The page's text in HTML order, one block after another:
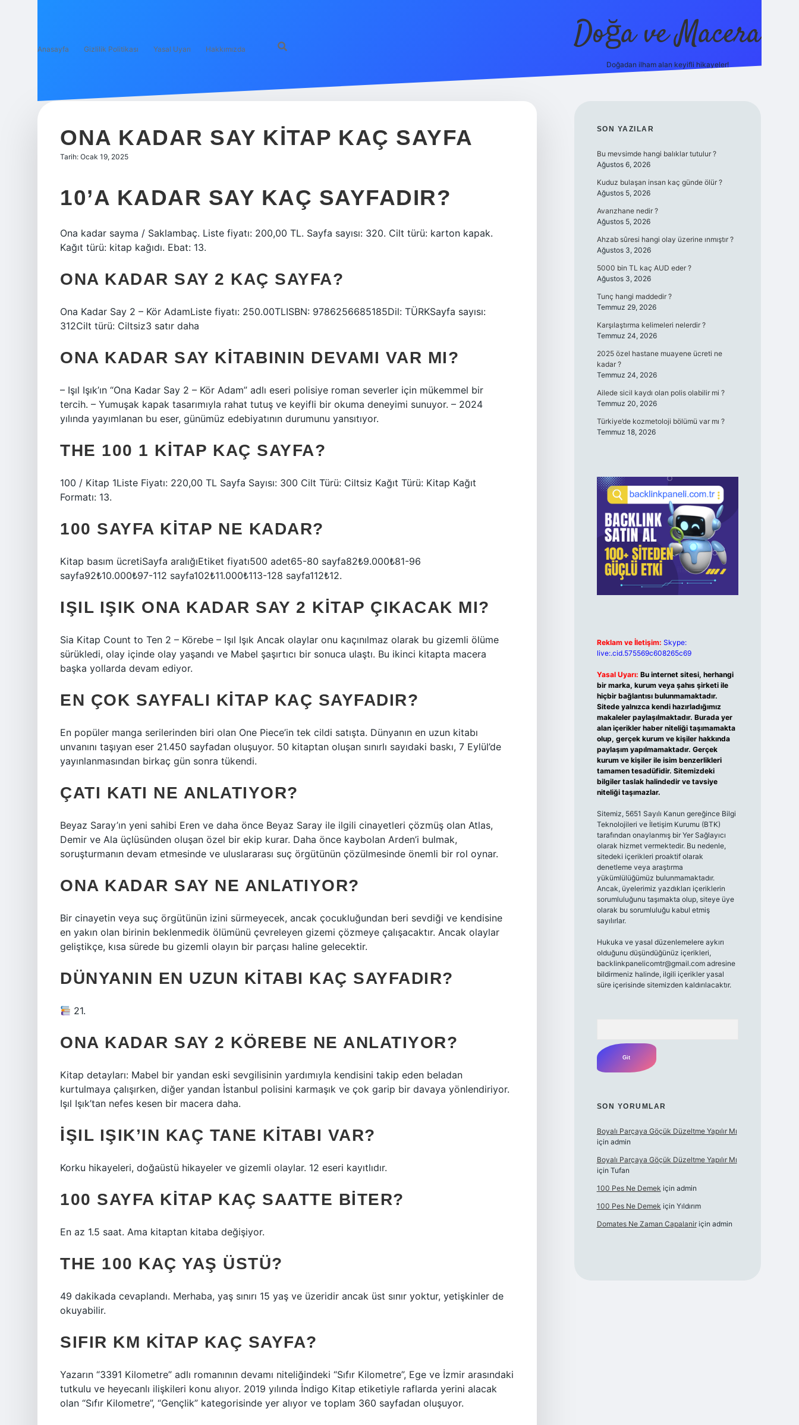
Anasayfa Gizlilik Politikası Yasal Uyarı Hakkımızda Doğa ve Macera
Doğadan ilham alan keyifli hikayeler!
ONA KADAR SAY KITAP KAÇ SAYFA
Tarih: Ocak 19, 2025
10’A KADAR SAY KAÇ SAYFADIR?
Ona kadar sayma / Saklambaç. Liste fiyatı: 200,00 TL. Sayfa sayısı: 320. Cilt türü: karton kapak.
Kağıt türü: kitap kağıdı. Ebat: 13.
ONA KADAR SAY 2 KAÇ SAYFA?
Ona Kadar Say 2 – Kör AdamListe fiyatı: 250.00TLISBN: 9786256685185Dil: TÜRKSayfa sayısı:
312Cilt türü: Ciltsiz3 satır daha
ONA KADAR SAY KITABININ DEVAMI VAR MI?
– Işıl Işık’ın “Ona Kadar Say 2 – Kör Adam” adlı eseri polisiye roman severler için mükemmel bir
tercih. – Yumuşak kapak tasarımıyla rahat tutuş ve keyifli bir okuma deneyimi sunuyor. – 2024
yılında yayımlanan bu eser, günümüz edebiyatının durumunu yansıtıyor.
THE 100 1 KITAP KAÇ SAYFA?
100 / Kitap 1Liste Fiyatı: 220,00 TL Sayfa Sayısı: 300 Cilt Türü: Ciltsiz Kağıt Türü: Kitap Kağıt
Formatı: 13.
100 SAYFA KITAP NE KADAR?
Kitap basım ücretiSayfa aralığıEtiket fiyatı500 adet65-80 sayfa82₺9.000₺81-96
sayfa92₺10.000₺97-112 sayfa102₺11.000₺113-128 sayfa112₺12.
IŞIL IŞIK ONA KADAR SAY 2 KITAP ÇIKACAK MI?
Sia Kitap Count to Ten 2 – Körebe – Işıl Işık Ancak olaylar onu kaçınılmaz olarak bu gizemli ölüme
sürükledi, olay içinde olay yaşandı ve Mabel şaşırtıcı bir sonuca ulaştı. Bu ikinci kitapta macera
başka yollarda devam ediyor.
EN ÇOK SAYFALI KITAP KAÇ SAYFADIR?
En popüler manga serilerinden biri olan One Piece’in tek cildi satışta. Dünyanın en uzun kitabı
unvanını taşıyan eser 21.450 sayfadan oluşuyor. 50 kitaptan oluşan sınırlı sayıdaki baskı, 7 Eylül’de
yayınlanmasından birkaç gün sonra tükendi.
ÇATI KATI NE ANLATIYOR?
Beyaz Saray’ın yeni sahibi Eren ve daha önce Beyaz Saray ile ilgili cinayetleri çözmüş olan Atlas,
Demir ve Ala üçlüsünden oluşan özel bir ekip kurar. Daha önce kaybolan Arden’i bulmak,
soruşturmanın devam etmesinde ve uluslararası suç örgütünün çözülmesinde önemli bir rol oynar.
ONA KADAR SAY NE ANLATIYOR?
Bir cinayetin veya suç örgütünün izini sürmeyecek, ancak çocukluğundan beri sevdiği ve kendisine
en yakın olan birinin beklenmedik ölümünü çevreleyen gizemi çözmeye çalışacaktır. Ancak olaylar
geliştikçe, kısa sürede bu gizemli olayın bir parçası haline gelecektir.
DÜNYANIN EN UZUN KITABI KAÇ SAYFADIR?
21.
ONA KADAR SAY 2 KÖREBE NE ANLATIYOR?
Kitap detayları: Mabel bir yandan eski sevgilisinin yardımıyla kendisini takip eden beladan
kurtulmaya çalışırken, diğer yandan İstanbul polisini karmaşık ve çok garip bir davaya yönlendiriyor.
Işıl Işık’tan nefes kesen bir macera daha.
İŞIL IŞIK’IN KAÇ TANE KITABI VAR?
Korku hikayeleri, doğaüstü hikayeler ve gizemli olaylar. 12 eseri kayıtlıdır.
100 SAYFA KITAP KAÇ SAATTE BITER?
En az 1.5 saat. Ama kitaptan kitaba değişiyor.
THE 100 KAÇ YAŞ ÜSTÜ?
49 dakikada cevaplandı. Merhaba, yaş sınırı 15 yaş ve üzeridir ancak üst sınır yoktur, yetişkinler de
okuyabilir.
SIFIR KM KITAP KAÇ SAYFA?
Yazarın “3391 Kilometre” adlı romanının devamı niteliğindeki “Sıfır Kilometre”, Ege ve İzmir arasındaki
tutkulu ve heyecanlı ilişkileri konu alıyor. 2019 yılında İndigo Kitap etiketiyle raflarda yerini alacak
olan “Sıfır Kilometre”, “Gençlik” kategorisinde yer alıyor ve toplam 360 sayfadan oluşuyor.
SIDEBAR
SON YAZILAR
Bu mevsimde hangi balıklar tutulur ?
Ağustos 6, 2026
Kuduz bulaşan insan kaç günde ölür ?
Ağustos 5, 2026
Avarızhane nedir ?
Ağustos 5, 2026
Ahzab sûresi hangi olay üzerine ınmıştır ?
Ağustos 3, 2026
5000 bin TL kaç AUD eder ?
Ağustos 3, 2026
Tunç hangi maddedir ?
Temmuz 29, 2026
Karşılaştırma kelimeleri nelerdir ?
Temmuz 24, 2026
2025 özel hastane muayene ücreti ne
kadar ?
Temmuz 24, 2026
Ailede sicil kaydı olan polis olabilir mi ?
Temmuz 20, 2026
Türkiye’de kozmetoloji bölümü var mı ?
Temmuz 18, 2026
Reklam ve İletişim: Skype:
live:.cid.575569c608265c69
Yasal Uyarı: Bu internet sitesi, herhangi
bir marka, kurum veya şahıs şirketi ile
hiçbir bağlantısı bulunmamaktadır.
Sitede yalnızca kendi hazırladığımız
makaleler paylaşılmaktadır. Burada yer
alan içerikler haber niteliği taşımamakta
olup, gerçek kurum ve kişiler hakkında
paylaşım yapılmamaktadır. Gerçek
kurum ve kişiler ile isim benzerlikleri
tamamen tesadüfidir. Sitemizdeki
bilgiler taslak halindedir ve tavsiye
niteliği taşımazlar.
Sitemiz, 5651 Sayılı Kanun gereğince Bilgi
Teknolojileri ve İletişim Kurumu (BTK)
tarafından onaylanmış bir Yer Sağlayıcı
olarak hizmet vermektedir. Bu nedenle,
sitedeki içerikleri proaktif olarak
denetleme veya araştırma
yükümlülüğümüz bulunmamaktadır.
Ancak, üyelerimiz yazdıkları içeriklerin
sorumluluğunu taşımakta olup, siteye üye
olarak bu sorumluluğu kabul etmiş
sayılırlar.
Hukuka ve yasal düzenlemelere aykırı
olduğunu düşündüğünüz içerikleri,
backlinkpanelicomtr@gmail.comadresine
bildirmeniz halinde, ilgili içerikler yasal
süre içerisinde sitemizden kaldırılacaktır.
SON YORUMLAR
Boyalı Parçaya Göçük Düzeltme Yapılır Mı
için admin
Boyalı Parçaya Göçük Düzeltme Yapılır Mı
için Tufan
100 Pes Ne Demek için admin
100 Pes Ne Demek için Yıldırım
Domates Ne Zaman Capalaniriçin admin